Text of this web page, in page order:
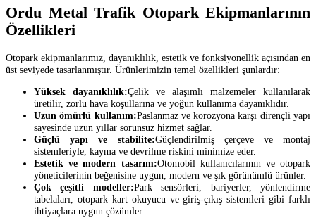
Ordu Metal Trafik Otopark Ekipmanlarının
Özellikleri
Otopark ekipmanlarımız, dayanıklılık, estetik ve fonksiyonellik açısından en
üst seviyede tasarlanmıştır. Ürünlerimizin temel özellikleri şunlardır:
Yüksek dayanıklılık:Çelik ve alaşımlı malzemeler kullanılarak
üretilir, zorlu hava koşullarına ve yoğun kullanıma dayanıklıdır.
Uzun ömürlü kullanım:Paslanmaz ve korozyona karşı dirençli yapı
sayesinde uzun yıllar sorunsuz hizmet sağlar.
Güçlü yapı ve stabilite:Güçlendirilmiş çerçeve ve montaj
sistemleriyle, kayma ve devrilme riskini minimize eder.
Estetik ve modern tasarım:Otomobil kullanıcılarının ve otopark
yöneticilerinin beğenisine uygun, modern ve şık görünümlü ürünler.
Çok çeşitli modeller:Park sensörleri, bariyerler, yönlendirme
tabelaları, otopark kart okuyucu ve giriş-çıkış sistemleri gibi farklı
ihtiyaçlara uygun çözümler.